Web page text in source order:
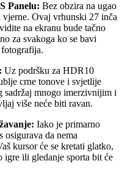
Panelu: Bez obzira na ugao
vjerne. Ovaj vrhunski 27 inča
na ekranu bude tačno
za svakoga ko se bavi
Uz podršku za HDR10
crne tonove i svjetlije
sadržaj mnogo imerzivnijim i
više neće biti ravan.
Iako je primarno
da nema
kursor će se kretati glatko,
igre ili gledanje sporta bit će